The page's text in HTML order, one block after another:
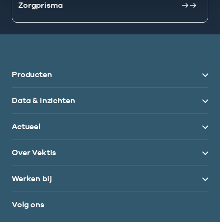
Zorgprisma
Producten
Data & inzichten
Actueel
Over Vektis
Werken bij
Volg ons